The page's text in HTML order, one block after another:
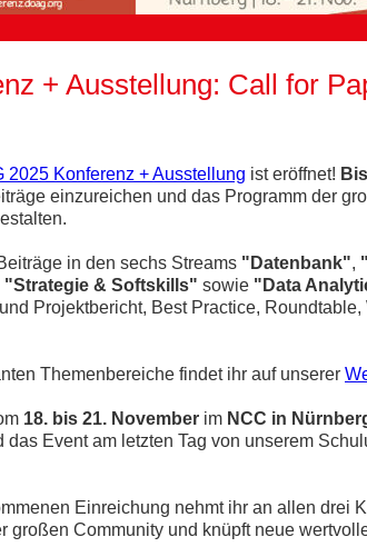
+ Ausstellung: Call for
2025 Konferenz + Ausstellung ist eröffnet!
einzureichen und das Programm der
in den sechs Streams "Datenbank",
"Strategie & Softskills" sowie "Data
Projektbericht, Best Practice,
Themenbereiche findet ihr auf unserer
18. bis 21. November im NCC in
Event am letzten Tag von unserem
Einreichung nehmt ihr an allen drei
großen Community und knüpft neue